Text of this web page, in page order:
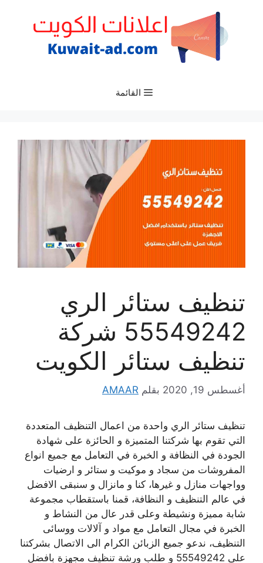
القائمة
تنظيف ستائر الري
55549242 شركة
تنظيف ستائر الكويت
أغسطس 19, 2020 بقلم AMAAR
تنظيف ستائر الري واحدة من اعمال التنظيف المتعددة
التي تقوم بها شركتنا المتميزة و الحائزة على شهادة
الجودة في النظافة و الخبرة في التعامل مع جميع انواع
المفروشات من سجاد و موكيت و ستائر و ارضيات
وواجهات منازل و غيرها، كنا و مانزال و سنبقى الافضل
في عالم التنظيف و النظافة، قمنا باستقطاب مجموعة
شابة مميزة ونشيطة وعلى قدر عال من النشاط و
الخبرة في مجال التعامل مع مواد و آلالات ووسائى
التنظيف، ندعو جميع الزبائن الكرام الى الاتصال بشركتنا
على 55549242 و طلب ورشة تنظيف مجهزة بافضل